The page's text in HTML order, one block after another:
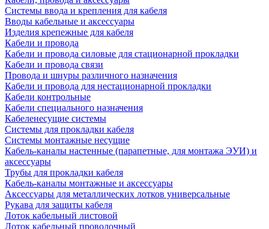
Системы ввода и крепления для кабеля
Вводы кабельные и аксессуары
Изделия крепежные для кабеля
Кабели и провода
Кабели и провода силовые для стационарной прокладки
Кабели и провода связи
Провода и шнуры различного назначения
Кабели и провода для нестационарной прокладки
Кабели контрольные
Кабели специального назначения
Кабеленесущие системы
Системы для прокладки кабеля
Системы монтажные несущие
Кабель-каналы настенные (парапетные, для монтажа ЭУИ) и
аксессуары
Трубы для прокладки кабеля
Кабель-каналы монтажные и аксессуары
Аксессуары для металлических лотков универсальные
Рукава для защиты кабеля
Лоток кабельный листовой
Лоток кабельный проволочный